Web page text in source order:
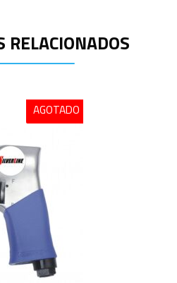
RELACIONADOS
AGOTADO